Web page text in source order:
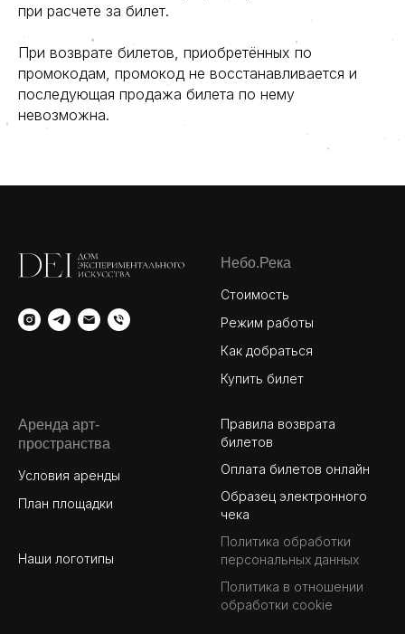
при расчете за билет.
При возврате билетов, приобретённых по
промокодам, промокод не восстанавливается и
последующая продажа билета по нему
невозможна.
Небо.Река
Стоимость
Режим работы
Как добраться
Купить билет
Аренда арт-
пространства
Условия аренды
План площадки
Наши логотипы
Правила возврата
билетов
Оплата билетов онлайн
Образец электронного
чека
Политика обработки
персональных данных
Политика в отношении
обработки cookie